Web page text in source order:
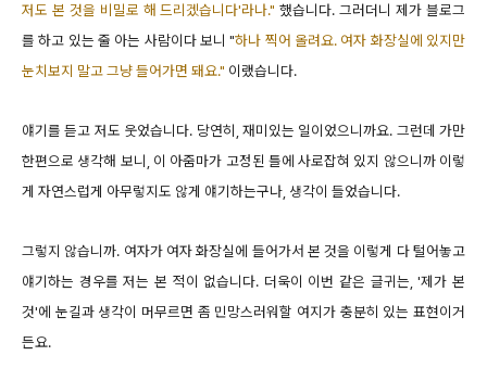
저도 본 것을 비밀로 해 드리겠습니다'라나."했습니다. 그러더니 제가 블로그
를 하고 있는 줄 아는 사람이다 보니 "하나 찍어 올려요. 여자 화장실에 있지만
눈치보지 말고 그냥 들어가면 돼요." 이랬습니다.
얘기를 듣고 저도 웃었습니다. 당연히, 재미있는 일이었으니까요. 그런데 가만
한편으로 생각해 보니, 이 아줌마가 고정된 틀에 사로잡혀 있지 않으니까 이렇
게 자연스럽게 아무렇지도 않게 얘기하는구나, 생각이 들었습니다.
그렇지 않습니까. 여자가 여자 화장실에 들어가서 본 것을 이렇게 다 털어놓고
얘기하는 경우를 저는 본 적이 없습니다. 더욱이 이번 같은 글귀는, '제가 본
것'에 눈길과 생각이 머무르면 좀 민망스러워할 여지가 충분히 있는 표현이거
든요.